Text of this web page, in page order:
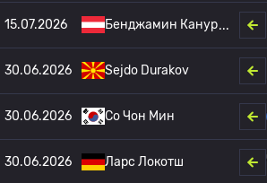
15.07.2026 Бенджамин Канур
30.06.2026 Sejdo Durakov
30.06.2026 Со Чон Мин
30.06.2026 Ларс Локотш